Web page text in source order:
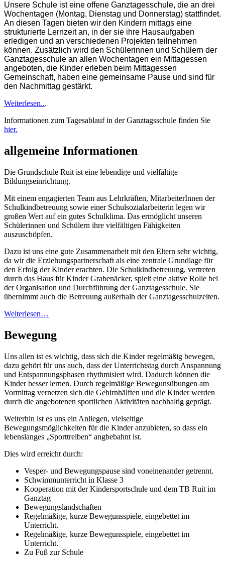
Unsere Schule ist eine offene Ganztagesschule, die an drei
Wochentagen (Montag, Dienstag und Donnerstag) stattfindet.
An diesen Tagen bieten wir den Kindern mittags eine
strukturierte Lernzeit an, in der sie ihre Hausaufgaben
erledigen und an verschiedenen Projekten teilnehmen
können. Zusätzlich wird den Schülerinnen und Schülern der
Ganztagesschule an allen Wochentagen ein Mittagessen
angeboten, die Kinder erleben beim Mittagessen
Gemeinschaft, haben eine gemeinsame Pause und sind für
den Nachmittag gestärkt.
Weiterlesen...
Informationen zum Tagesablauf in der Ganztagsschule finden Sie
hier.
allgemeine Informationen
Die Grundschule Ruit ist eine lebendige und vielfältige
Bildungseinrichtung.
Mit einem engagierten Team aus Lehrkräften, MitarbeiterInnen der
Schulkindbetreuung sowie einer Schulsozialarbeiterin legen wir
großen Wert auf ein gutes Schulklima. Das ermöglicht unseren
Schülerinnen und Schülern ihre vielfältigen Fähigkeiten
auszuschöpfen.
Dazu ist uns eine gute Zusammenarbeit mit den Eltern sehr wichtig,
da wir die Erziehungspartnerschaft als eine zentrale Grundlage für
den Erfolg der Kinder erachten. Die Schulkindbetreuung, vertreten
durch das Haus für Kinder Grabenäcker, spielt eine aktive Rolle bei
der Organisation und Durchführung der Ganztagesschule. Sie
übernimmt auch die Betreuung außerhalb der Ganztagesschulzeiten.
Weiterlesen…
Bewegung
Uns allen ist es wichtig, dass sich die Kinder regelmäßig bewegen,
dazu gehört für uns auch, dass der Unterrichtstag durch Anspannung
und Entspannungsphasen rhythmisiert wird. Dadurch können die
Kinder besser lernen. Durch regelmäßige Bewegunsübungen am
Vormittag vernetzen sich die Gehirnhälften und die Kinder werden
durch die angebotenen sportlichen Aktivitäten nachhaltig geprägt.
Weiterhin ist es uns ein Anliegen, vielseitige
Bewegungsmöglichkeiten für die Kinder anzubieten, so dass ein
lebenslanges „Sporttreiben“ angbebahnt ist.
Dies wird erreicht durch:
Vesper- und Bewegungspause sind voneinenander getrennt.
Schwimmunterricht in Klasse 3
Kooperation mit der Kindersportschule und dem TB Ruit im
Ganztag
Bewegungslandschaften
Regelmäßige, kurze Bewegunsspiele, eingebettet im
Unterricht.
Regelmäßige, kurze Bewegunsspiele, eingebettet im
Unterricht.
Zu Fuß zur Schule